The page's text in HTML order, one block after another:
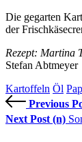
Die gegarten
der
Rezept: Martina
Stefan Abtmeyer
Kartoffeln Öl
Previous
Next Post (n)